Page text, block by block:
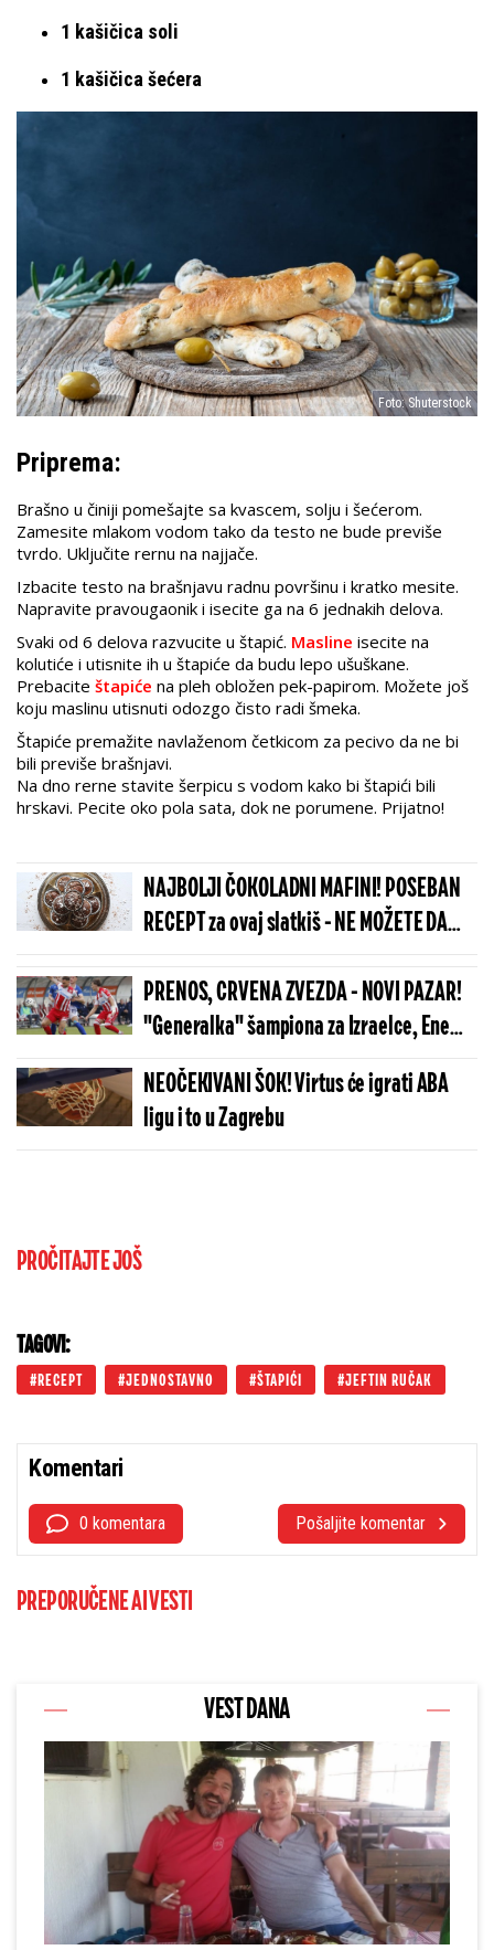
1 kašičica soli
1 kašičica šećera
Foto: Shuterstock
Priprema:
Brašno u činiji pomešajte sa kvascem, solju i šećerom.
Zamesite mlakom vodom tako da testo ne bude previše
tvrdo. Uključite rernu na najjače.
Izbacite testo na brašnjavu radnu površinu i kratko mesite.
Napravite pravougaonik i isecite ga na 6 jednakih delova.
Svaki od 6 delova razvucite u štapić. Masline isecite na
kolutiće i utisnite ih u štapiće da budu lepo ušuškane.
Prebacite štapiće na pleh obložen pek-papirom. Možete još
koju maslinu utisnuti odozgo čisto radi šmeka.
Štapiće premažite navlaženom četkicom za pecivo da ne bi
bili previše brašnjavi.
Na dno rerne stavite šerpicu s vodom kako bi štapići bili
hrskavi. Pecite oko pola sata, dok ne porumene. Prijatno!
NAJBOLJI ČOKOLADNI MAFINI! POSEBAN
RECEPT za ovaj slatkiš - NE MOŽETE DA
ODOLITE!
PRENOS, CRVENA ZVEZDA - NOVI PAZAR!
"Generalka" šampiona za Izraelce, Enem
prvi put starter!
NEOČEKIVANI ŠOK! Virtus će igrati ABA
ligu i to u Zagrebu
PROČITAJTE JOŠ
TAGOVI:
RECEPT JEDNOSTAVNO ŠTAPIĆI JEFTIN RUČAK
Komentari
0 komentara Pošaljite komentar
PREPORUČENE AI VESTI
VEST DANA